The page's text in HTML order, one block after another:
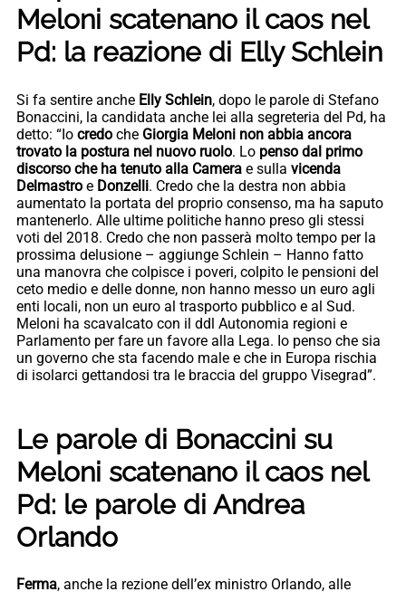
Meloni scatenano il caos nel
Pd: la reazione di Elly Schlein
Si fa sentire anche Elly Schlein, dopo le parole di Stefano
Bonaccini, la candidata anche lei alla segreteria del Pd, ha
detto: “Io credo che Giorgia Meloni non abbia ancora
trovato la postura nel nuovo ruolo. Lo penso dal primo
discorso che ha tenuto alla Camera e sulla vicenda
Delmastro e Donzelli. Credo che la destra non abbia
aumentato la portata del proprio consenso, ma ha saputo
mantenerlo. Alle ultime politiche hanno preso gli stessi
voti del 2018. Credo che non passerà molto tempo per la
prossima delusione – aggiunge Schlein – Hanno fatto
una manovra che colpisce i poveri, colpito le pensioni del
ceto medio e delle donne, non hanno messo un euro agli
enti locali, non un euro al trasporto pubblico e al Sud.
Meloni ha scavalcato con il ddl Autonomia regioni e
Parlamento per fare un favore alla Lega. Io penso che sia
un governo che sta facendo male e che in Europa rischia
di isolarci gettandosi tra le braccia del gruppo Visegrad”.
Le parole di Bonaccini su
Meloni scatenano il caos nel
Pd: le parole di Andrea
Orlando
Ferma, anche la rezione dell’ex ministro Orlando, alle